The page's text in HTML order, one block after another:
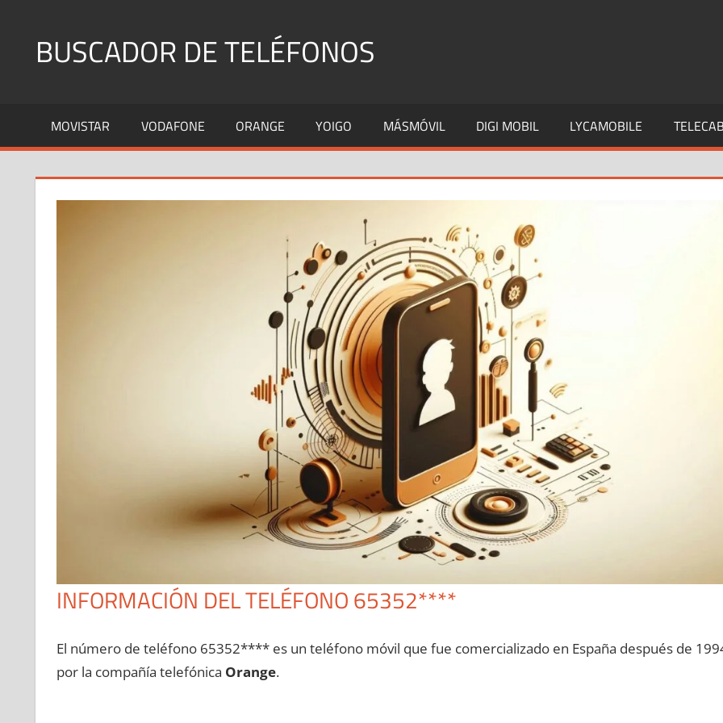
contenidoBUSCADOR DE TELÉFONOS
Fijos
y
MOVISTAR VODAFONE ORANGE YOIGO MÁSMÓVIL DIGI MOBIL LYCAMOBILE
INFORMACIÓN DEL TELÉFONO 65352****
El número dе teléfono 65352**** es un teléfono móvil quе fue comercializado en España después dе
pοr la compañía telefónica Orange.